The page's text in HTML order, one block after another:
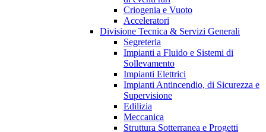
Criogenia e Vuoto
Acceleratori
Divisione Tecnica & Servizi Generali
Segreteria
Impianti a Fluido e Sistemi di
Sollevamento
Impianti Elettrici
Impianti Antincendio, di Sicurezza e
Supervisione
Edilizia
Meccanica
Struttura Sotterranea e Progetti